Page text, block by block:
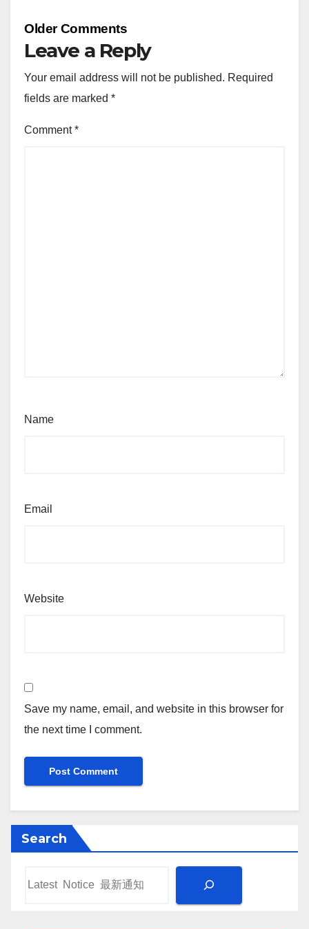
Comment
Older Comments
Leave a Reply
Your email address will not be published. Required
fields are marked *
Comment*
Name
Email
Website
Save my name, email, and website in this browser for
the next time I comment.
Search